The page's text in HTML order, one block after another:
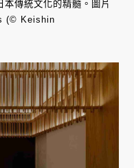
傳統文化的精髓。圖片
(© Keishin